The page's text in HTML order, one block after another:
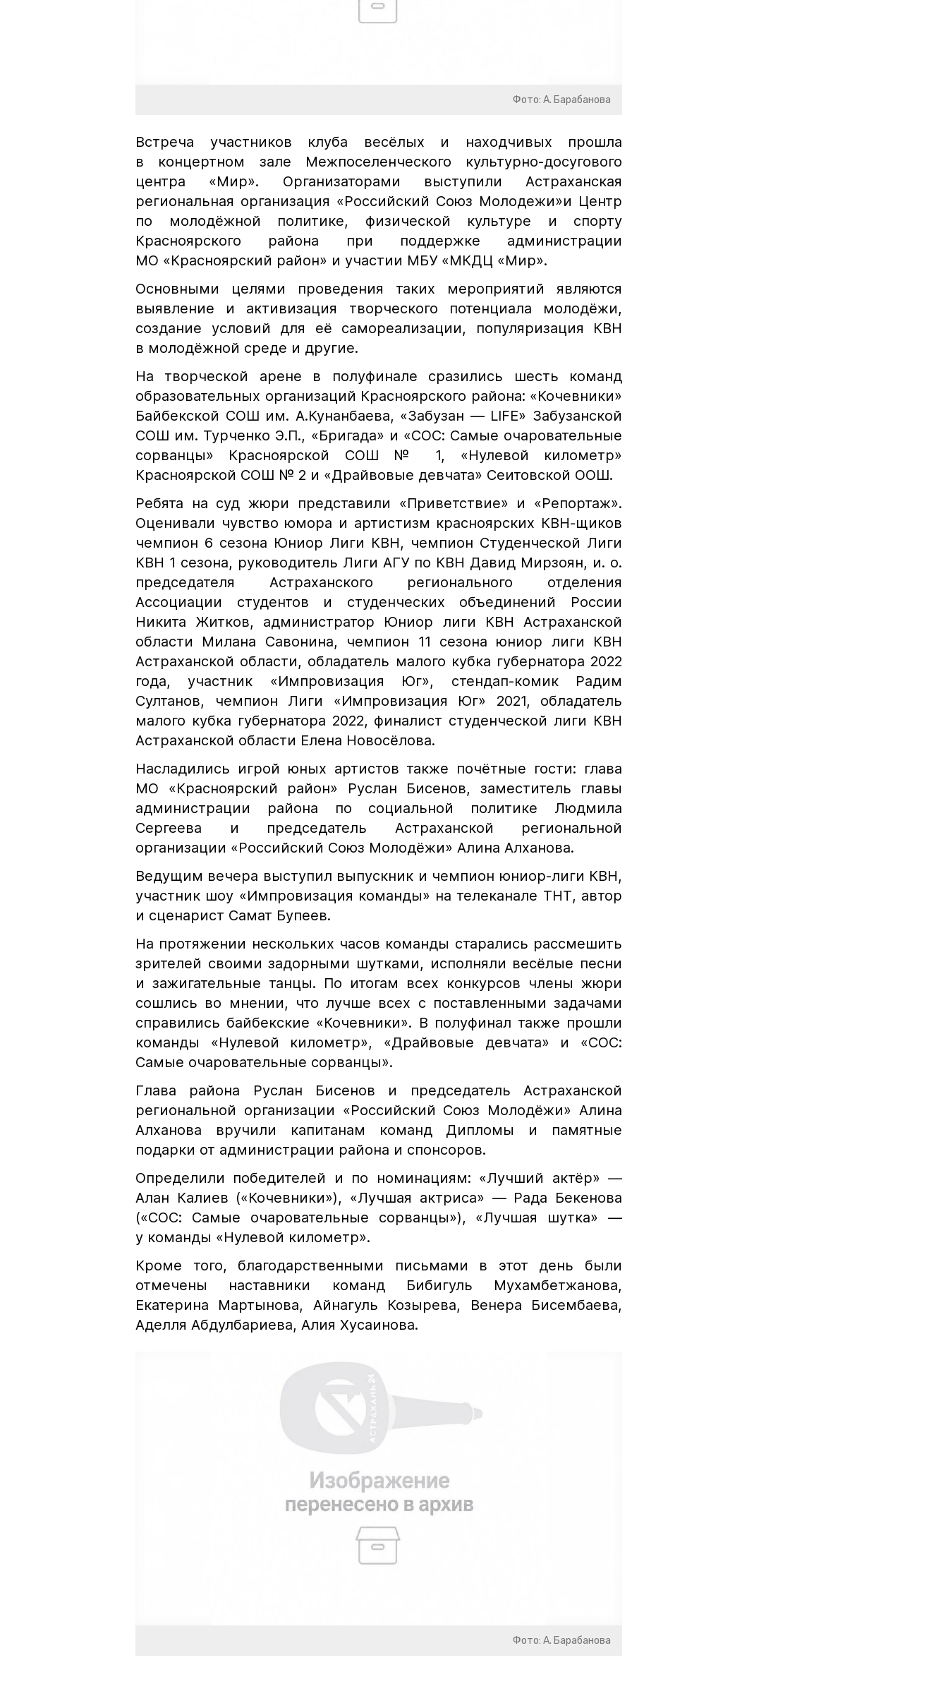
Фото: А. Барабанова
Встреча участников клуба весёлых и находчивых прошла
в концертном зале Межпоселенческого культурно-досугового
центра «Мир». Организаторами выступили Астраханская
региональная организация «Российский Союз Молодежи»и Центр
по молодёжной политике, физической культуре и спорту
Красноярского района при поддержке администрации
МО «Красноярский район» и участии МБУ «МКДЦ «Мир».
Основными целями проведения таких мероприятий являются
выявление и активизация творческого потенциала молодёжи,
создание условий для её самореализации, популяризация КВН
в молодёжной среде и другие.
На творческой арене в полуфинале сразились шесть команд
образовательных организаций Красноярского района: «Кочевники»
Байбекской СОШ им. А.Кунанбаева, «Забузан — LIFE» Забузанской
СОШ им. Турченко Э.П., «Бригада» и «СОС: Самые очаровательные
сорванцы» Красноярской СОШ № 1, «Нулевой километр»
Красноярской СОШ № 2 и «Драйвовые девчата» Сеитовской ООШ.
Ребята на суд жюри представили «Приветствие» и «Репортаж».
Оценивали чувство юмора и артистизм красноярских КВН-щиков
чемпион 6 сезона Юниор Лиги КВН, чемпион Студенческой Лиги
КВН 1 сезона, руководитель Лиги АГУ по КВН Давид Мирзоян, и. о.
председателя Астраханского регионального отделения
Ассоциации студентов и студенческих объединений России
Никита Житков, администратор Юниор лиги КВН Астраханской
области Милана Савонина, чемпион 11 сезона юниор лиги КВН
Астраханской области, обладатель малого кубка губернатора 2022
года, участник «Импровизация Юг», стендап-комик Радим
Султанов, чемпион Лиги «Импровизация Юг» 2021, обладатель
малого кубка губернатора 2022, финалист студенческой лиги КВН
Астраханской области Елена Новосёлова.
Насладились игрой юных артистов также почётные гости: глава
МО «Красноярский район» Руслан Бисенов, заместитель главы
администрации района по социальной политике Людмила
Сергеева и председатель Астраханской региональной
организации «Российский Союз Молодёжи» Алина Алханова.
Ведущим вечера выступил выпускник и чемпион юниор-лиги КВН,
участник шоу «Импровизация команды» на телеканале ТНТ, автор
и сценарист Самат Бупеев.
На протяжении нескольких часов команды старались рассмешить
зрителей своими задорными шутками, исполняли весёлые песни
и зажигательные танцы. По итогам всех конкурсов члены жюри
сошлись во мнении, что лучше всех с поставленными задачами
справились байбекские «Кочевники». В полуфинал также прошли
команды «Нулевой километр», «Драйвовые девчата» и «СОС:
Самые очаровательные сорванцы».
Глава района Руслан Бисенов и председатель Астраханской
региональной организации «Российский Союз Молодёжи» Алина
Алханова вручили капитанам команд Дипломы и памятные
подарки от администрации района и спонсоров.
Определили победителей и по номинациям: «Лучший актёр» —
Алан Калиев («Кочевники»), «Лучшая актриса» — Рада Бекенова
(«СОС: Самые очаровательные сорванцы»), «Лучшая шутка» —
у команды «Нулевой километр».
Кроме того, благодарственными письмами в этот день были
отмечены наставники команд Бибигуль Мухамбетжанова,
Екатерина Мартынова, Айнагуль Козырева, Венера Бисембаева,
Аделля Абдулбариева, Алия Хусаинова.
Фото: А. Барабанова